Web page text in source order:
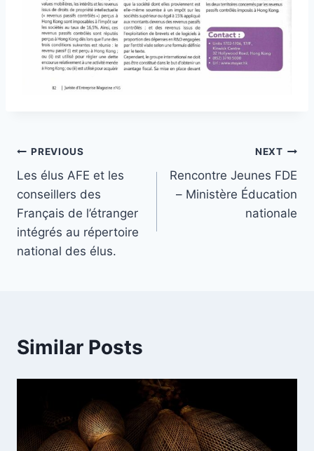
Post
navigation
PREVIOUS
Les élus AFE et les
conseillers des
Français de l’étranger
intégrés au répertoire
national des élus.
NEXT
Rencontre Jeunes FDE
– Ministère Éducation
nationale
Similar Posts